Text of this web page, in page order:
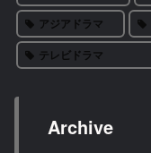
アジアドラマ
テレビドラマ
Archive